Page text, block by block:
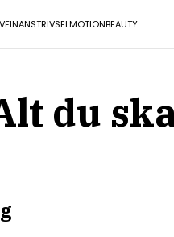
FINANSTRIVSELMOTIONBEAUTY
du